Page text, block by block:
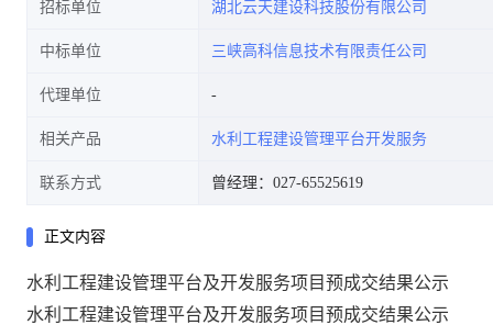
招标单位 湖北云天建设科技股份有限公司
中标单位 三峡高科信息技术有限责任公司
代理单位
相关产品 水利工程建设管理平台开发服务
联系方式 曾经理：027-65525619
正文内容
水利工程建设管理平台及开发服务项目预成交结果公示
水利工程建设管理平台及开发服务项目预成交结果公示